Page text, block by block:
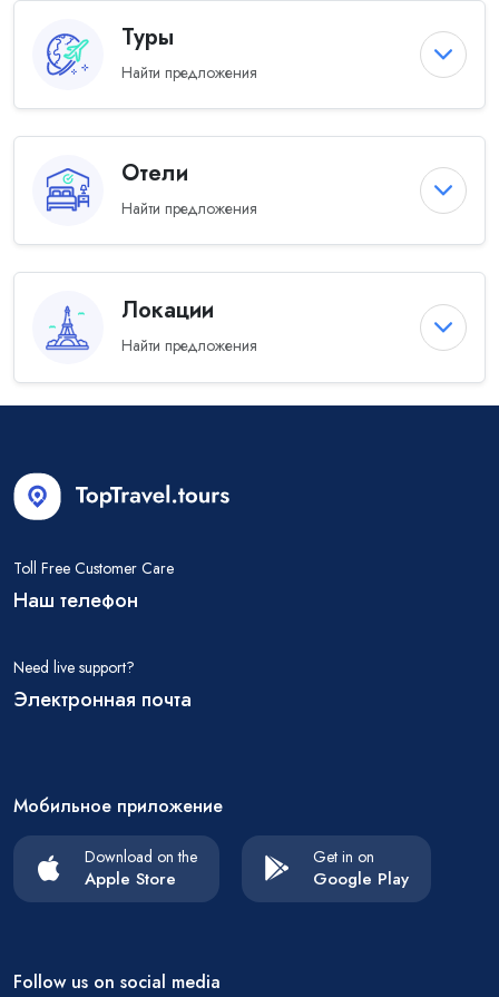
Туры
Найти предложения
Отели
Найти предложения
Локации
Найти предложения
Toll Free Customer Care
Наш телефон
Need live support?
Электронная почта
Мобильное приложение
Download on the
Apple Store
Get in on
Google Play
Follow us on social media